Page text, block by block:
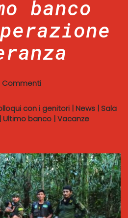
banco
Commenti
con i genitori| News| Sala
| Ultimo banco |Vacanze